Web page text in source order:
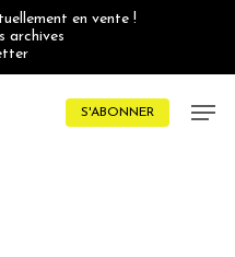
en vente !
archives
S'ABONNER